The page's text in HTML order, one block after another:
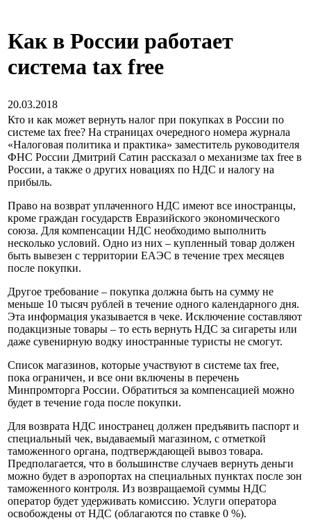
Как в России работает
система tax free
20.03.2018
Кто и как может вернуть налог при покупках в России по
системе tax free? На страницах очередного номера журнала
«Налоговая политика и практика» заместитель руководителя
ФНС России Дмитрий Сатин рассказал о механизме tax free в
России, а также о других новациях по НДС и налогу на
прибыль.
Право на возврат уплаченного НДС имеют все иностранцы,
кроме граждан государств Евразийского экономического
союза. Для компенсации НДС необходимо выполнить
несколько условий. Одно из них – купленный товар должен
быть вывезен с территории ЕАЭС в течение трех месяцев
после покупки.
Другое требование – покупка должна быть на сумму не
меньше 10 тысяч рублей в течение одного календарного дня.
Эта информация указывается в чеке. Исключение составляют
подакцизные товары – то есть вернуть НДС за сигареты или
даже сувенирную водку иностранные туристы не смогут.
Список магазинов, которые участвуют в системе tax free,
пока ограничен, и все они включены в перечень
Минпромторга России. Обратиться за компенсацией можно
будет в течение года после покупки.
Для возврата НДС иностранец должен предъявить паспорт и
специальный чек, выдаваемый магазином, с отметкой
таможенного органа, подтверждающей вывоз товара.
Предполагается, что в большинстве случаев вернуть деньги
можно будет в аэропортах на специальных пунктах после зон
таможенного контроля. Из возвращаемой суммы НДС
оператор будет удерживать комиссию. Услуги оператора
освобождены от НДС (облагаются по ставке 0 %).